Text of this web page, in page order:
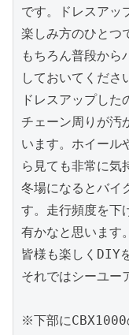
です。ドレスアッ
楽しみ方のひとつ
もちろん普段から
しておいてくださ
ドレスアップし
チェーン周りが汚
います。ホイール
ら見ても非常に気
冬場になるとバイ
す。走行頻度を下
有かなと思います。
皆様も楽しくDIY
それではシーユー
※下部にCBX1000